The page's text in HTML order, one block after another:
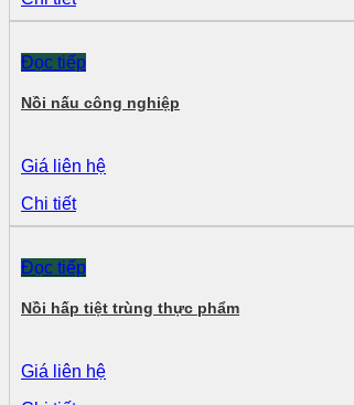
Đọc tiếp
Nồi nấu công nghiệp
Giá liên hệ
Chi tiết
Đọc tiếp
Nồi hấp tiệt trùng thực phẩm
Giá liên hệ